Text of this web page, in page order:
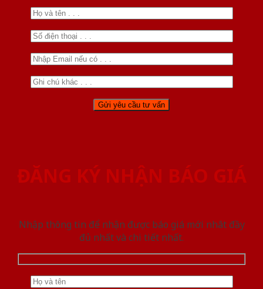
ĐĂNG KÝ NHẬN BÁO GIÁ
Nhập thông tin để nhận được báo giá mới nhât đầy
đủ nhất và chi tiết nhất.